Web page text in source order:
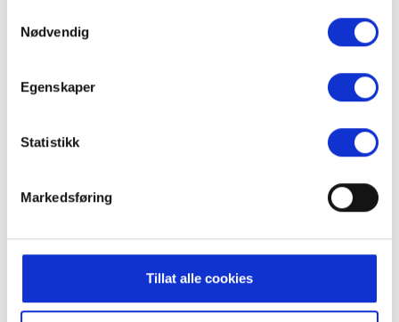
Nødvendig
Egenskaper
Statistikk
Markedsføring
Tillat alle cookies
Canoeing in Ljørdalen